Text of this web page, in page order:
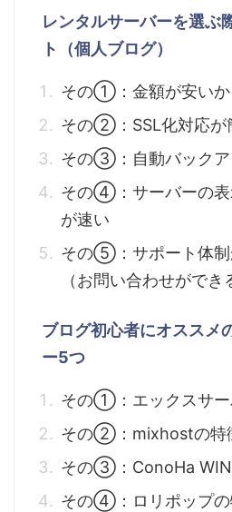
レンタルサーバーを選ぶ
ト（個人ブログ）
その①：金額が安いか
その②：SSL化対応が
その③：自動バックア
その④：サーバーの表
が速い
その⑤：サポート体制
（お問い合わせができ
ブログ初心者にオススメ
ー5つ
その①：エックスサー
その②：mixhostの特
その③：ConoHa
その④：ロリポップの